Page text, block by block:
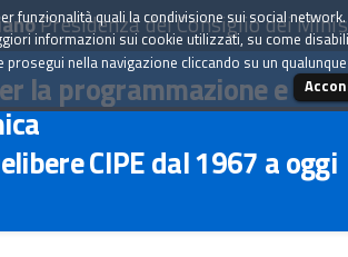
Presidenza del Consiglio dei
la programmazione e il
CIPE dal 1967 a oggi
funzionalità quali la condivisione sui social
informazioni sui cookie utilizzati, su come
prosegui nella navigazione cliccando su un